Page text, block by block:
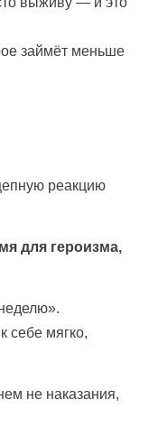
займёт меньше
реакцию
для героизма,
себе мягко,
не наказания,